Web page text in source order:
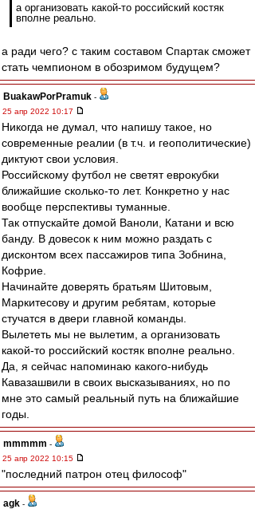
а организовать какой-то российский костяк
вполне реально.
а ради чего? с таким составом Спартак сможет
стать чемпионом в обозримом будущем?
BuakawPorPramuk -
25 апр 2022 10:17
Никогда не думал, что напишу такое, но
современные реалии (в т.ч. и геополитические)
диктуют свои условия.
Российскому футбол не светят еврокубки
ближайшие сколько-то лет. Конкретно у нас
вообще перспективы туманные.
Так отпускайте домой Ваноли, Катани и всю
банду. В довесок к ним можно раздать с
дисконтом всех пассажиров типа Зобнина,
Кофрие.
Начинайте доверять братьям Шитовым,
Маркитесову и другим ребятам, которые
стучатся в двери главной команды.
Вылететь мы не вылетим, а организовать
какой-то российский костяк вполне реально.
Да, я сейчас напоминаю какого-нибудь
Кавазашвили в своих высказываниях, но по
мне это самый реальный путь на ближайшие
годы.
mmmmm -
25 апр 2022 10:15
"последний патрон отец философ"
agk -